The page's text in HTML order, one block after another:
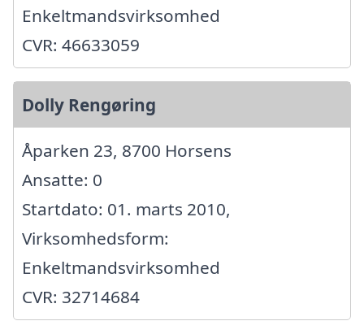
Enkeltmandsvirksomhed
CVR: 46633059
Dolly Rengøring
Åparken 23, 8700 Horsens
Ansatte: 0
Startdato: 01. marts 2010,
Virksomhedsform:
Enkeltmandsvirksomhed
CVR: 32714684